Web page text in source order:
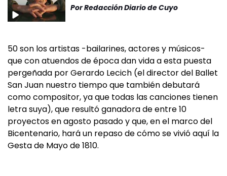
PorRedacción Diario de Cuyo
50 son los artistas -bailarines, actores y músicos-
que con atuendos de época dan vida a esta puesta
pergeñada por Gerardo Lecich (el director del Ballet
San Juan nuestro tiempo que también debutará
como compositor, ya que todas las canciones tienen
letra suya), que resultó ganadora de entre 10
proyectos en agosto pasado y que, en el marco del
Bicentenario, hará un repaso de cómo se vivió aquí la
Gesta de Mayo de 1810.